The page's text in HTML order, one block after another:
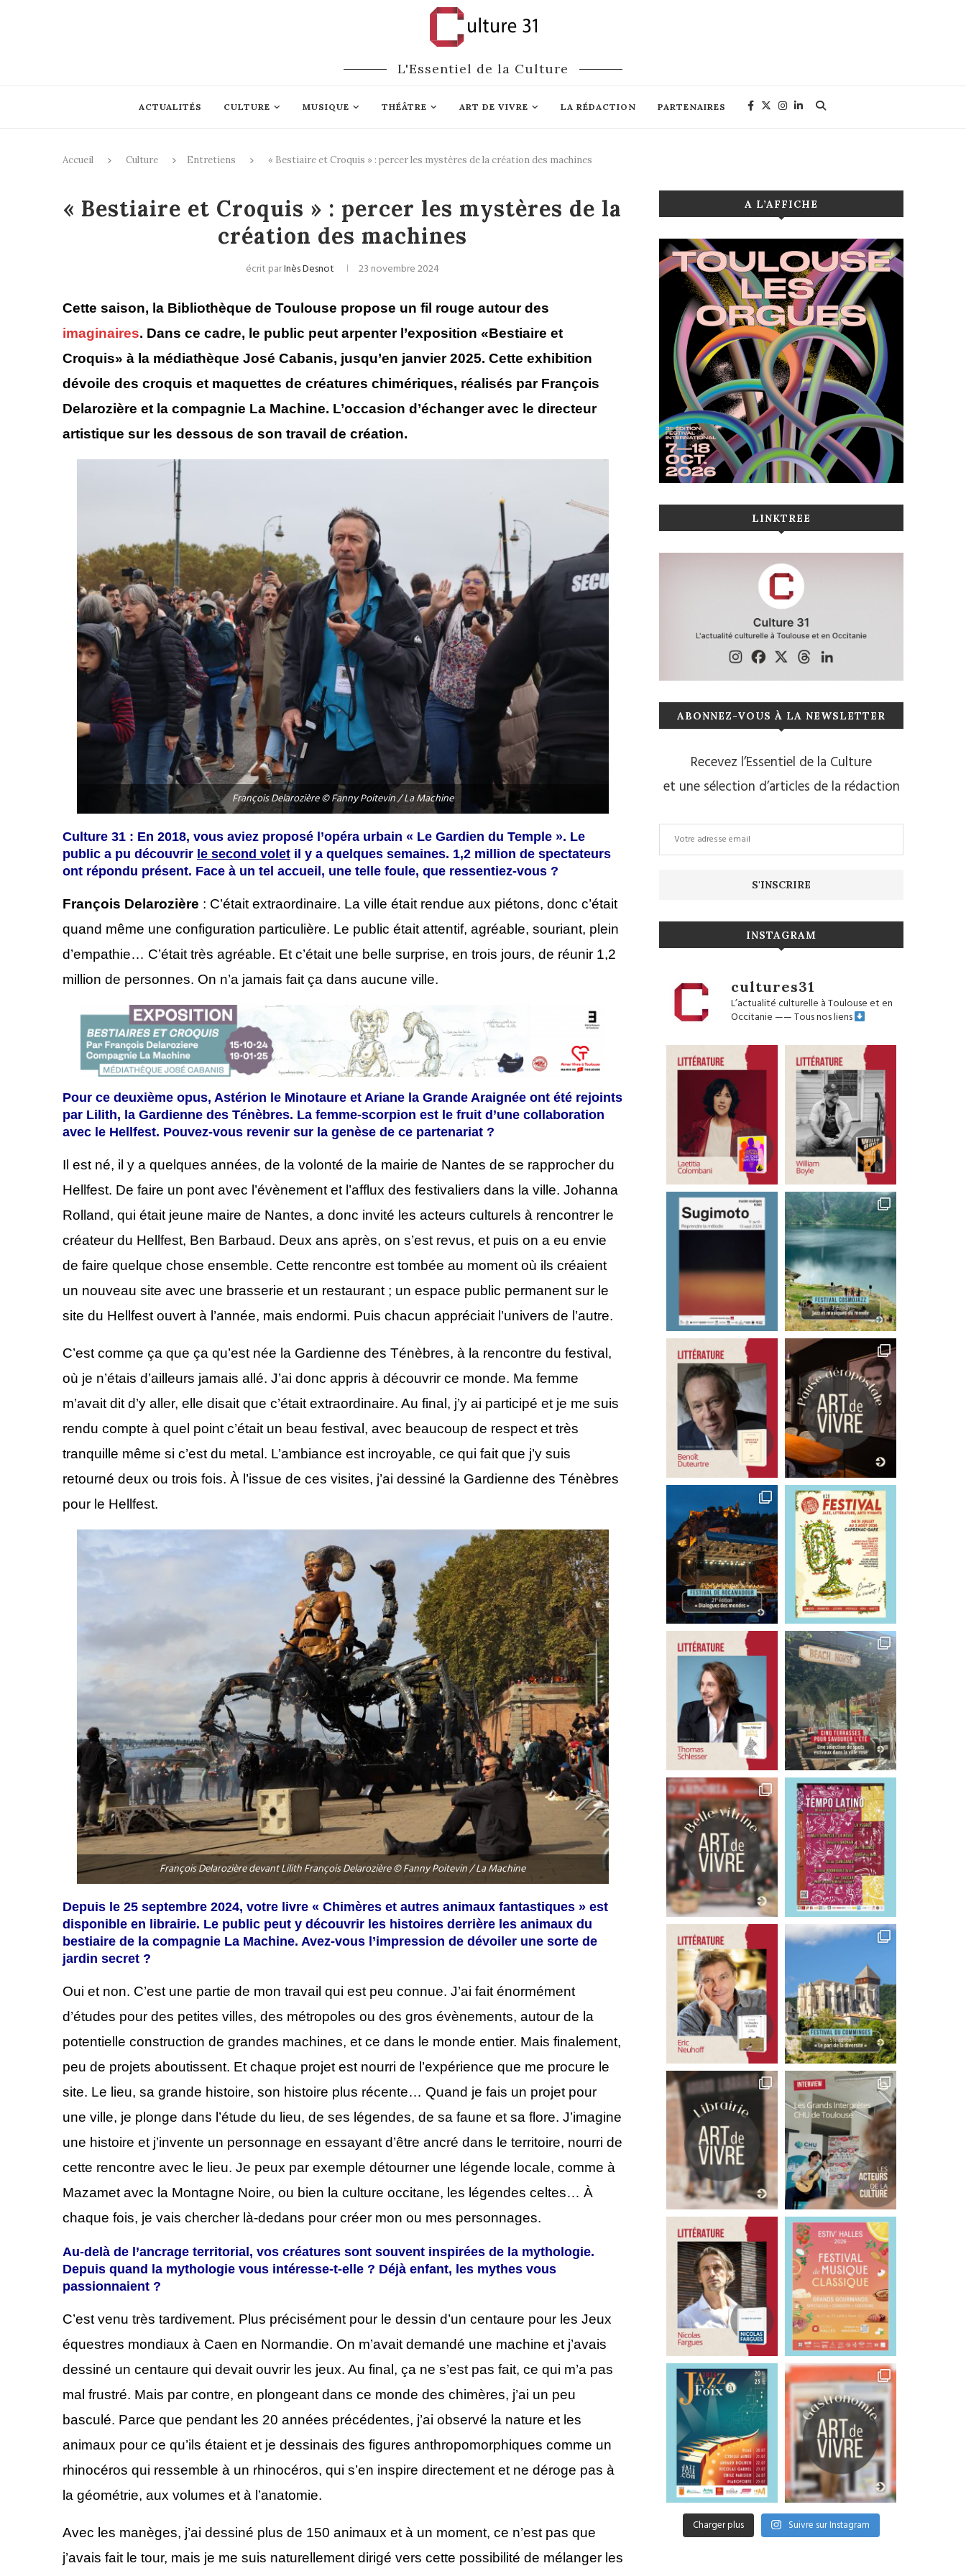
L'Essentiel de la Culture
ACTUALITÉS CULTURE MUSIQUE THÉÂTRE ART DE VIVRE LA RÉDACTION PARTENAIRES
Accueil Culture Entretiens « Bestiaire et Croquis » : percer les mystères de la création des machines
« Bestiaire et Croquis » : percer les mystères de la
création des machines
écrit parInès Desnot 23 novembre 2024
Cette saison, la Bibliothèque de Toulouse propose un fil rouge autour des
imaginaires. Dans ce cadre, le public peut arpenter l’exposition «Bestiaire et
Croquis» à la médiathèque José Cabanis, jusqu’en janvier 2025. Cette exhibition
dévoile des croquis et maquettes de créatures chimériques, réalisés par François
Delarozière et la compagnie La Machine. L’occasion d’échanger avec le directeur
artistique sur les dessous de son travail de création.
François Delarozière © Fanny Poitevin / La Machine
Culture 31 : En 2018, vous aviez proposé l’opéra urbain « Le Gardien du Temple ». Le
public a pu découvrir le second volet il y a quelques semaines. 1,2 million de spectateurs
ont répondu présent. Face à un tel accueil, une telle foule, que ressentiez-vous ?
François Delarozière : C’était extraordinaire. La ville était rendue aux piétons, donc c’était
quand même une configuration particulière. Le public était attentif, agréable, souriant, plein
d’empathie… C’était très agréable. Et c’était une belle surprise, en trois jours, de réunir 1,2
million de personnes. On n’a jamais fait ça dans aucune ville.
Pour ce deuxième opus, Astérion le Minotaure et Ariane la Grande Araignée ont été rejoints
par Lilith, la Gardienne des Ténèbres. La femme-scorpion est le fruit d’une collaboration
avec le Hellfest. Pouvez-vous revenir sur la genèse de ce partenariat ?
I l est né, il y a quelques années, de la volonté de la mairie de Nantes de se rapprocher du
Hellfest. De faire un pont avec l’évènement et l’afflux des festivaliers dans la ville. Johanna
Rolland, qui était jeune maire de Nantes, a donc invité les acteurs culturels à rencontrer le
créateur du Hellfest, Ben Barbaud. Deux ans après, on s’est revus, et puis on a eu envie
de faire quelque chose ensemble. Cette rencontre est tombée au moment où ils créaient
un nouveau site avec une brasserie et un restaurant ; un espace public permanent sur le
site du Hellfest ouvert à l’année, mais endormi. Puis chacun appréciait l’univers de l’autre.
C’est comme ça que ça qu’est née la Gardienne des Ténèbres, à la rencontre du festival,
où je n’étais d’ailleurs jamais allé. J’ai donc appris à découvrir ce monde. Ma femme
m’avait dit d’y aller, elle disait que c’était extraordinaire. Au final, j’y ai participé et je me suis
rendu compte à quel point c’était un beau festival, avec beaucoup de respect et très
tranquille même si c’est du metal. L’ambiance est incroyable, ce qui fait que j’y suis
retourné deux ou trois fois. À l’issue de ces visites, j’ai dessiné la Gardienne des Ténèbres
pour le Hellfest.
François Delarozière devant Lilith François Delarozière © Fanny Poitevin / La Machine
Depuis le 25 septembre 2024, votre livre « Chimères et autres animaux fantastiques » est
disponible en librairie. Le public peut y découvrir les histoires derrière les animaux du
bestiaire de la compagnie La Machine. Avez-vous l’impression de dévoiler une sorte de
jardin secret ?
Oui et non. C’est une partie de mon travail qui est peu connue. J’ai fait énormément
d’études pour des petites villes, des métropoles ou des gros évènements, autour de la
potentielle construction de grandes machines, et ce dans le monde entier. Mais finalement,
peu de projets aboutissent. Et chaque projet est nourri de l’expérience que me procure le
site. Le lieu, sa grande histoire, son histoire plus récente… Quand je fais un projet pour
une ville, je plonge dans l’étude du lieu, de ses légendes, de sa faune et sa flore. J’imagine
une histoire et j’invente un personnage en essayant d’être ancré dans le territoire, nourri de
cette rencontre avec le lieu. Je peux par exemple détourner une légende locale, comme à
Mazametavec la Montagne Noire, ou bien la culture occitane, les légendes celtes… À
chaque fois, je vais chercher là-dedans pour créer mon ou mes personnages.
Au-delà de l’ancrage territorial, vos créatures sont souvent inspirées de la mythologie.
Depuis quand la mythologie vous intéresse-t-elle ? Déjà enfant, les mythes vous
passionnaient ?
C’est venu très tardivement. Plus précisément pour le dessin d’un centaure pour les Jeux
équestres mondiaux à Caen en Normandie. On m’avait demandé une machine et j’avais
dessiné un centaure qui devait ouvrir les jeux. Au final, ça ne s’est pas fait, ce qui m’a pas
mal frustré. Mais par contre, en plongeant dans ce monde des chimères, j’ai un peu
basculé. Parce que pendant les 20 années précédentes, j’ai observé la nature et les
animaux pour ce qu’ils étaient et je dessinais des figures anthropomorphiques comme un
rhinocéros qui ressemble à un rhinocéros, qui s’en inspire directement et ne déroge pas à
la géométrie, aux volumes et à l’anatomie.
Avec les manèges, j’ai dessiné plus de 150 animaux et à un moment, ce n’est pas que
j’avais fait le tour, mais je me suis naturellement dirigé vers cette possibilité de mélanger les
A L’AFFICHE
LINKTREE
ABONNEZ-VOUS À LA NEWSLETTER
Recevez l’Essentiel de la Culture
et une sélection d’articles de la rédaction
INSTAGRAM
cultures31
L’actualité culturelle à Toulouse et en
Occitanie——Tous nos liens
Charger plus Suivre sur Instagram